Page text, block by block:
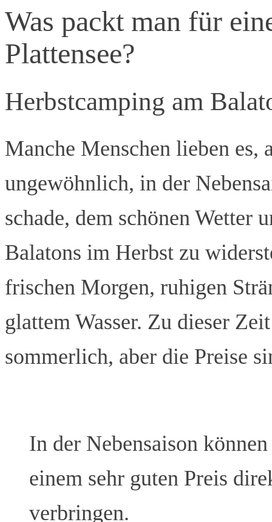
Was packt man für
Plattensee?
Herbstcamping am
Manche Menschen lieben es,
ungewöhnlich, in der
schade, dem schönen Wetter
Balatons im Herbst zu
frischen Morgen, ruhigen
glattem Wasser. Zu dieser
sommerlich, aber die Preise
In der Nebensaison
einem sehr guten Preis
verbringen.